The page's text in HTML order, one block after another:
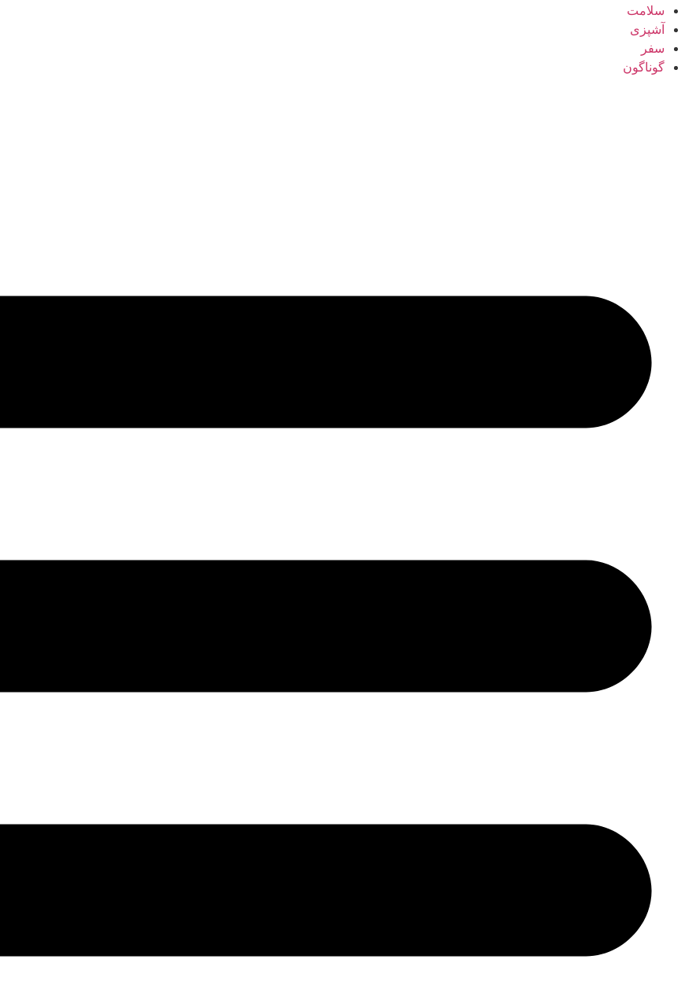
سلامت
آشپزی
سفر
گوناگون